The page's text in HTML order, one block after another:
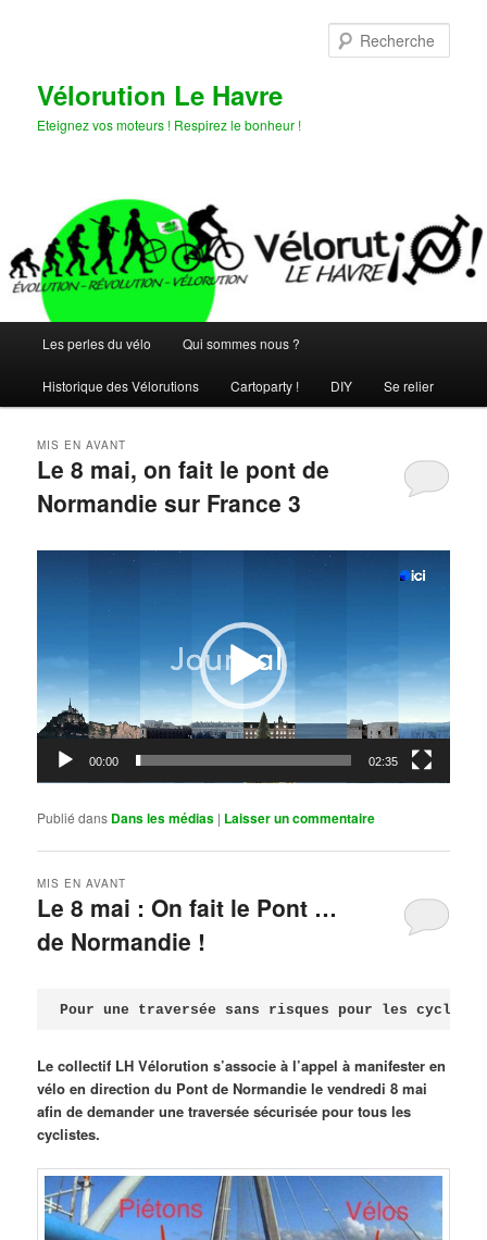
Vélorution Le Havre
Eteignez vos moteurs ! Respirez le bonheur !
principal
Les perles du vélo Qui sommes nous ?
Historique des Vélorutions Cartoparty ! DIY Se relier
Le 8 mai, on fait le pont de
Normandie sur France 3
MIS EN AVANT
00:00 02:35
Publié dans Dans les médias | Laisser un commentaire
Le 8 mai : On fait le Pont …
de Normandie !
MIS EN AVANT
Pour une traversée sans risques pour les
Le collectif LH Vélorution s’associe à l’appel à manifester en
vélo en direction du Pont de Normandie le vendredi 8 mai
afin de demander une traversée sécurisée pour tous les
cyclistes.